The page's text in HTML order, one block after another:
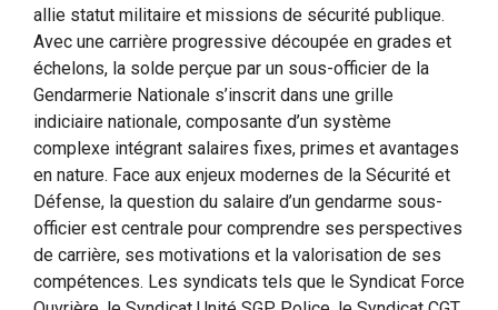
allie statut militaire et missions de sécurité publique.
Avec une carrière progressive découpée en grades et
échelons, la solde perçue par un sous-officier de la
Gendarmerie Nationale s’inscrit dans une grille
indiciaire nationale, composante d’un système
complexe intégrant salaires fixes, primes et avantages
en nature. Face aux enjeux modernes de la Sécurité et
Défense, la question du salaire d’un gendarme sous-
officier est centrale pour comprendre ses perspectives
de carrière, ses motivations et la valorisation de ses
compétences. Les syndicats tels que le Syndicat Force